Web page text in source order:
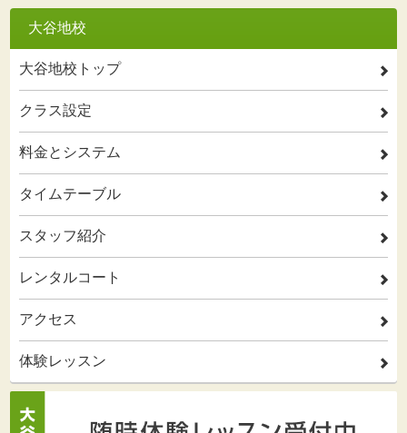
大谷地校
大谷地校トップ 2
クラス設定 2
料金とシステム 2
タイムテーブル 2
スタッフ紹介 2
レンタルコート 2
アクセス 2
体験レッスン 2